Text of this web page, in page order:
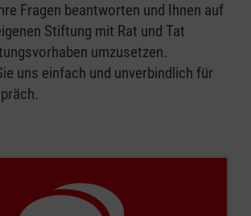
Fragen beantworten und Ihnen auf
Stiftung mit Rat und Tat
umzusetzen.
uns einfach und unverbindlich für